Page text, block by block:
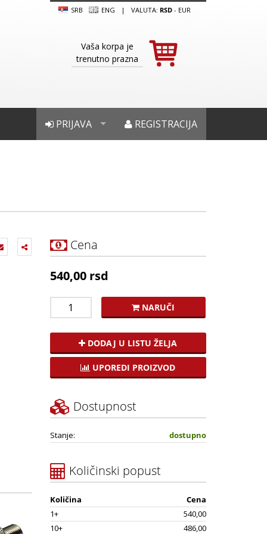
SRB ENG | VALUTA: RSD- EUR
Vaša korpa je
trenutno prazna
REGISTRACIJA
PRIJAVA
Cena
540,00 rsd
NARUČI
DODAJ U LISTU ŽELJA
UPOREDI PROIZVOD
Dostupnost
Stanje: dostupno
Količinski popust
Količina
Cena
1+
540,00
10+
486,00